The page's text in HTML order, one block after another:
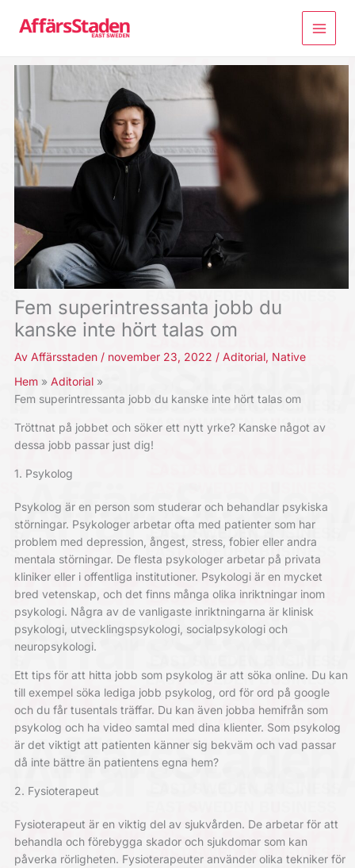
Fem superintressanta jobb du
kanske inte hört talas om
Av Affärsstaden / november 23, 2022 / Aditorial, Native
Hem
Aditorial
Fem superintressanta jobb du kanske inte hört talas om
Tröttnat på jobbet och söker ett nytt yrke? Kanske något av
dessa jobb passar just dig!
1. Psykolog
Psykolog är en person som studerar och behandlar psykiska
störningar. Psykologer arbetar ofta med patienter som har
problem med depression, ångest, stress, fobier eller andra
mentala störningar. De flesta psykologer arbetar på privata
kliniker eller i offentliga institutioner. Psykologi är en mycket
bred vetenskap, och det finns många olika inriktningar inom
psykologi. Några av de vanligaste inriktningarna är klinisk
psykologi, utvecklingspsykologi, socialpsykologi och
neuropsykologi.
Ett tips för att hitta jobb som psykolog är att söka online. Du kan
till exempel söka lediga jobb psykolog, ord för ord på google
och du får tusentals träffar. Du kan även jobba hemifrån som
psykolog och ha video samtal med dina klienter. Som psykolog
är det viktigt att patienten känner sig bekväm och vad passar
då inte bättre än patientens egna hem?
2. Fysioterapeut
Fysioterapeut är en viktig del av sjukvården. De arbetar för att
behandla och förebygga skador och sjukdomar som kan
påverka rörligheten. Fysioterapeuter använder olika tekniker för